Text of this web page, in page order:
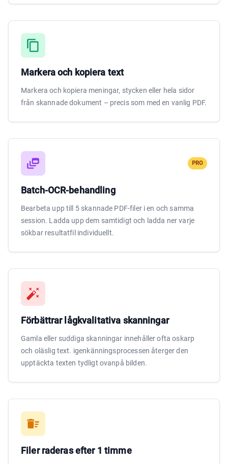
Markera och kopiera text
Markera och kopiera meningar, stycken eller hela sidor
från skannade dokument – precis som med en vanlig PDF.
PRO
Batch-OCR-behandling
Bearbeta upp till 5 skannade PDF-filer i en och samma
session. Ladda upp dem samtidigt och ladda ner varje
sökbar resultatfil individuellt.
Förbättrar lågkvalitativa skanningar
Gamla eller suddiga skanningar innehåller ofta oskarp
och oläslig text. igenkänningsprocessen återger den
upptäckta texten tydligt ovanpå bilden.
Filer raderas efter 1 timme